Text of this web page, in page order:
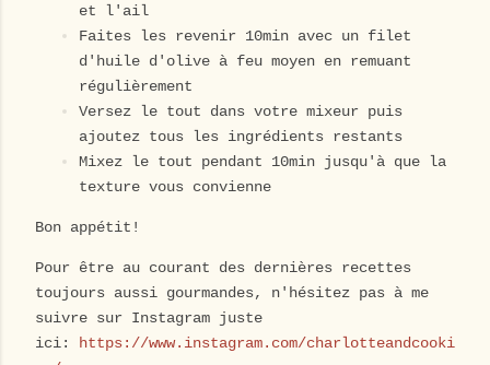
et l'ail
Faites les revenir 10min avec un filet
d'huile d'olive à feu moyen en remuant
régulièrement
Versez le tout dans votre mixeur puis
ajoutez tous les ingrédients restants
Mixez le tout pendant 10min jusqu'à que la
texture vous convienne
Bon appétit!
Pour être au courant des dernières recettes
toujours aussi gourmandes, n'hésitez pas à me
suivre sur Instagram juste
ici: https://www.instagram.com/charlotteandcooki